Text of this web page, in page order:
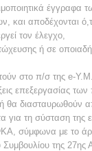
αποδέχονται
τον έλεγχο,
ή σε
στο π/σ της
επεξεργασίας
θα
για τη σύσταση
σύμφωνα με το
της